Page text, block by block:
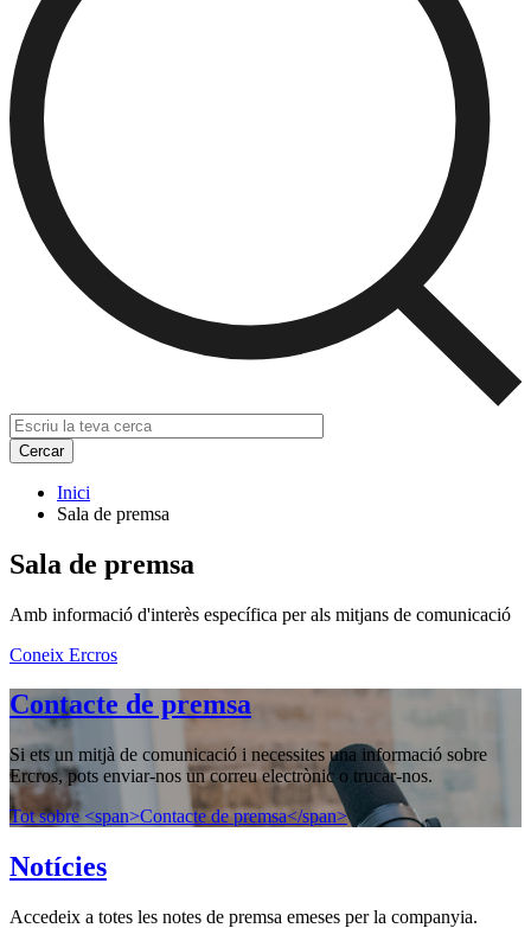
Inici
Sala de premsa
Sala de premsa
Amb informació d'interès específica per als mitjans de comunicació
Coneix Ercros
Contacte de premsa
Si ets un mitjà de comunicació i necessites una informació sobre
Ercros, pots enviar-nos un correu electrònic o trucar-nos.
Tot sobre <span>Contacte de premsa</span>
Notícies
Accedeix a totes les notes de premsa emeses per la companyia.